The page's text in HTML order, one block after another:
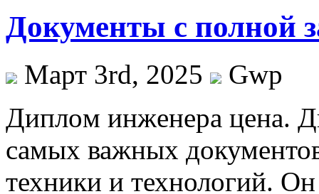
Документы с полной
Март 3rd, 2025
Gwp
Диплoм инжeнeрa цeнa.
самых важных
техники и технологий.